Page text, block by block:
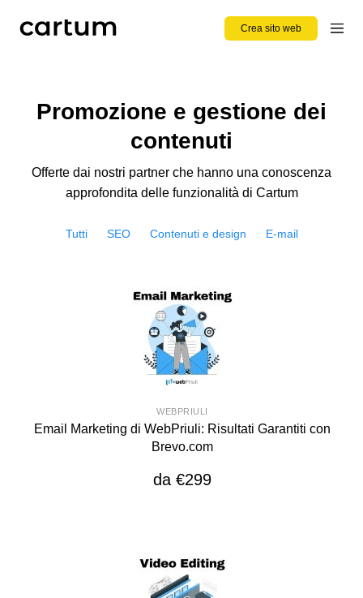
Crea sito web
Promozione e gestione dei
contenuti
Offerte dai nostri partner che hanno una conoscenza
approfondita delle funzionalità di Cartum
Tutti SEO Contenuti e design E-mail
WEBPRIULI
Email Marketing di WebPriuli: Risultati Garantiti con
Brevo.com
da €299